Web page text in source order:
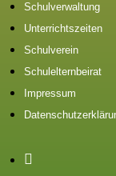
Schulverwaltung
Unterrichtszeiten
Schulverein
Schulelternbeirat
Impressum